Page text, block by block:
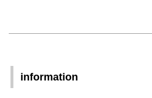
information